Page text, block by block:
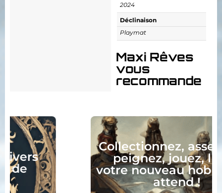
2024
Déclinaison
Playmat
Maxi Rêves
vous
recommande
Collectionnez, assemblez,
peignez, jouez, lisez :
votre nouveau hobby vous
attend !